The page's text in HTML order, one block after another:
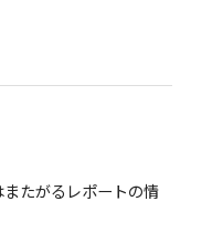
たがるレポートの情